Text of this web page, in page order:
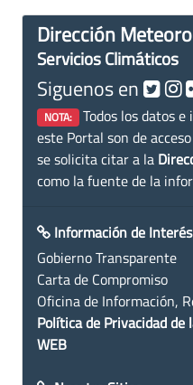
Dirección
Servicios Climáticos
Siguenos en
NOTA: Todos los datos e
este Portal son de
se solicita citar a la
como la fuente de la
Información de Interés
Gobierno Transparente
Carta de Compromiso
Oficina de Información,
Política de Privacidad
WEB